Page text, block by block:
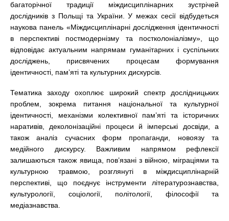
багаторічної традиції міждисциплінарних зустрічей
дослідників з Польщі та України. У межах сесії відбудеться
наукова панель «Міждисциплінарні дослідження ідентичності
в перспективі постмодернізму та постколоніалізму», що
відповідає актуальним напрямам гуманітарних і суспільних
досліджень, присвячених процесам формування
ідентичності, пам’яті та культурних дискурсів.
Тематика заходу охоплює широкий спектр дослідницьких
проблем, зокрема питання національної та культурної
ідентичності, механізми колективної пам’яті та історичних
наративів, деколонізаційні процеси й імперські досвіди, а
також аналіз сучасних форм пропаганди, новоязу та
медійного дискурсу. Важливим напрямом рефлексії
залишаються також явища, пов’язані з війною, міграціями та
культурною травмою, розглянуті в міждисциплінарній
перспективі, що поєднує інструменти літературознавства,
культурології, соціології, політології, філософії та
медіазнавства.